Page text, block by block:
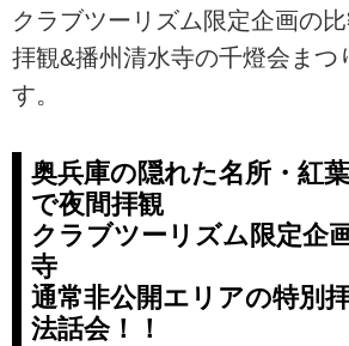
クラブツーリズム限定企画の
拝観&播州清水寺の千燈会まつ
す。
奥兵庫の隠れた名所・紅
で夜間拝観
クラブツーリズム限定企
寺
通常非公開エリアの特別
法話会！！